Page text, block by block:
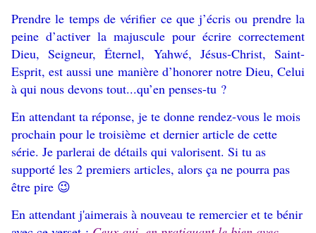
Prendre le temps de vérifier ce que j’écris ou prendre la
peine d’activer la majuscule pour écrire correctement
Dieu, Seigneur, Éternel, Yahwé, Jésus-Christ, Saint-
Esprit, est aussi une manière d’honorer notre Dieu, Celui
à qui nous devons tout...qu’en penses-tu ?
En attendant ta réponse, je te donne rendez-vous le mois
prochain pour le troisième et dernier article de cette
série. Je parlerai de détails qui valorisent. Si tu as
supporté les 2 premiers articles, alors ça ne pourra pas
être pire 😉
En attendant j'aimerais à nouveau te remercier et te bénir